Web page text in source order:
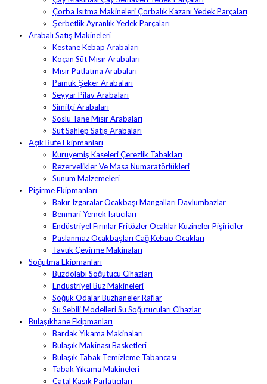
Çorba Isıtma Makineleri Çorbalık Kazanı Yedek Parçaları
Şerbetlik Ayranlık Yedek Parçaları
Arabalı Satış Makineleri
Kestane Kebap Arabaları
Koçan Süt Mısır Arabaları
Mısır Patlatma Arabaları
Pamuk Şeker Arabaları
Seyyar Pilav Arabaları
Simitçi Arabaları
Soslu Tane Mısır Arabaları
Süt Sahlep Satış Arabaları
Açık Büfe Ekipmanları
Kuruyemiş Kaseleri Çerezlik Tabakları
Rezervelikler Ve Masa Numaratörlükleri
Sunum Malzemeleri
Pişirme Ekipmanları
Bakır Izgaralar Ocakbaşı Mangalları Davlumbazlar
Benmari Yemek Isıtıcıları
Endüstriyel Fırınlar Fritözler Ocaklar Kuzineler Pişiriciler
Paslanmaz Ocakbaşları Cağ Kebap Ocakları
Tavuk Çevirme Makinaları
Soğutma Ekipmanları
Buzdolabı Soğutucu Cihazları
Endüstriyel Buz Makineleri
Soğuk Odalar Buzhaneler Raflar
Su Sebili Modelleri Su Soğutucuları Cihazlar
Bulaşıkhane Ekipmanları
Bardak Yıkama Makinaları
Bulaşık Makinası Basketleri
Bulaşık Tabak Temizleme Tabancası
Tabak Yıkama Makineleri
Çatal Kaşık Parlatıcıları